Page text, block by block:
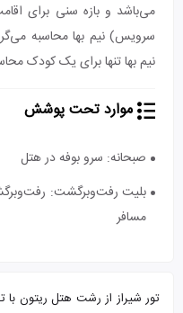
سرویس) نیم بها محاسبه
نیم بها تنها برای یک کودک
موارد تحت پوشش
صبحانه: سرو بوفه در هتل
بلیت رفت‌و‌برگشت:
مسافر